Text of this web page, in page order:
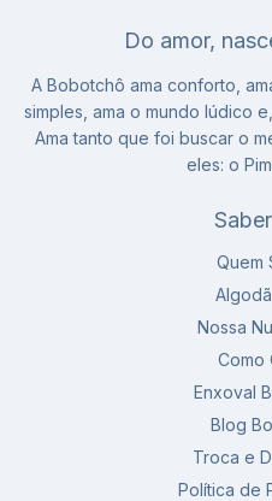
Do amor,
A Bobotchô ama conforto,
simples, ama o mundo lúdico
Ama tanto que foi buscar o
eles: o
Quem
Nossa
Como
Enxoval
Blog
Troca e
Política de